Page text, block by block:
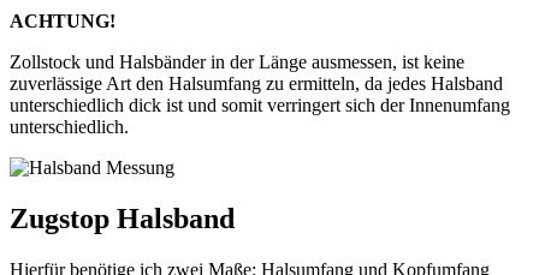
ACHTUNG!
Zollstock und Halsbänder in der Länge ausmessen, ist keine
zuverlässige Art den Halsumfang zu ermitteln, da jedes Halsband
unterschiedlich dick ist und somit verringert sich der Innenumfang
unterschiedlich.
Zugstop Halsband
Hierfür benötige ich zwei Maße: Halsumfang und Kopfumfang